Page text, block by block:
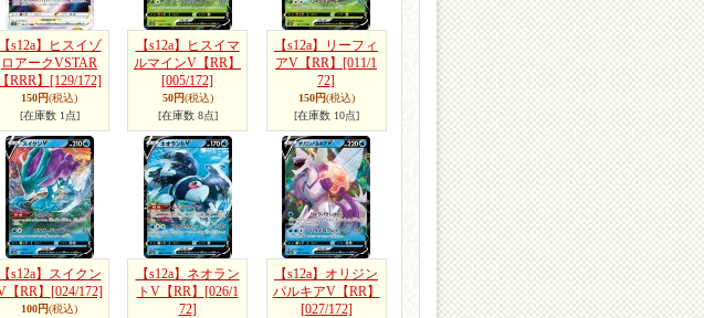
【s12a】ヒスイゾ
ロアークVSTAR
【RRR】 [129/172]
150円(税込)
[在庫数 1点]
【s12a】ヒスイマ
ルマインV【RR】
[005/172]
50円(税込)
[在庫数 8点]
【s12a】リーフィ
アV【RR】 [011/1
72]
150円(税込)
[在庫数 10点]
【s12a】スイクン
【RR】
[024/172]
100円(税込)
【s12a】ネオラン
トV【RR】
[026/1
72]
【s12a】オリジン
パルキアV【RR】
[027/172]